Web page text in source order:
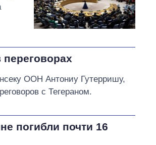
ООН Антониу Гутерришу,
с Тегераном.
погибли почти 16